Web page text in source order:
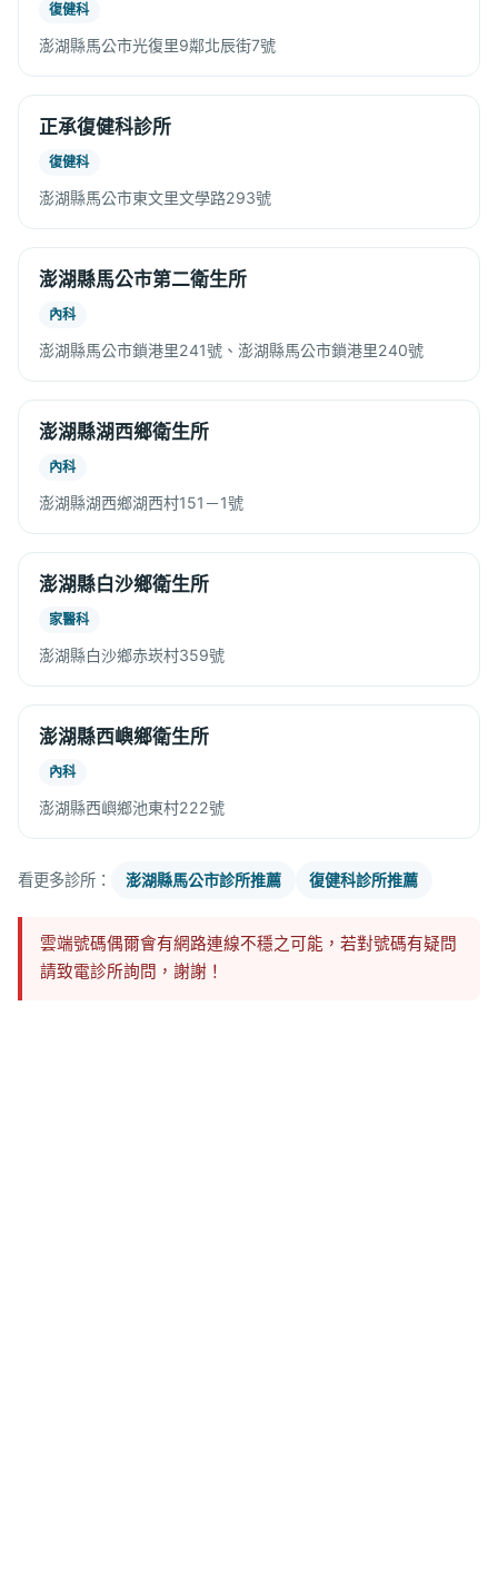
復健科
澎湖縣馬公市光復里9鄰北辰街7號
正承復健科診所
復健科
澎湖縣馬公市東文里文學路293號
澎湖縣馬公市第二衛生所
內科
澎湖縣馬公市鎖港里241號、澎湖縣馬公市鎖港里240號
澎湖縣湖西鄉衛生所
內科
澎湖縣湖西鄉湖西村151－1號
澎湖縣白沙鄉衛生所
家醫科
澎湖縣白沙鄉赤崁村359號
澎湖縣西嶼鄉衛生所
內科
澎湖縣西嶼鄉池東村222號
看更多診所： 澎湖縣馬公市診所推薦 復健科診所推薦
雲端號碼偶爾會有網路連線不穩之可能，若對號碼有疑問
請致電診所詢問，謝謝！